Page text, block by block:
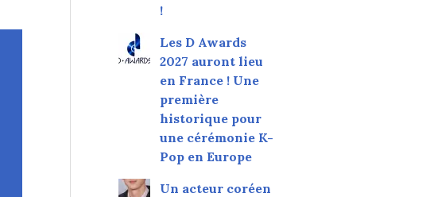
!
Les D Awards
2027 auront lieu
en France ! Une
première
historique pour
une cérémonie K-
Pop en Europe
Un acteur coréen